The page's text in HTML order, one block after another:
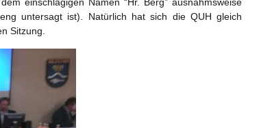
untersagt ist). Natürlich hat sich die QUH gleich
Sitzung.